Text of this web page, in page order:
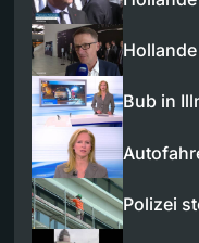
Bub in
Polizei